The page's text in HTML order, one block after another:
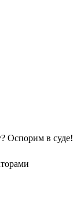
Оспорим в суде!